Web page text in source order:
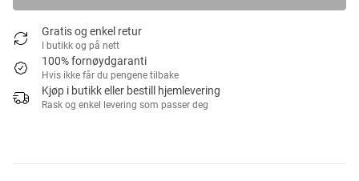
Gratis og enkel retur
I butikk og på nett
100% fornøydgaranti
Hvis ikke får du pengene tilbake
Kjøp i butikk eller bestill hjemlevering
Rask og enkel levering som passer deg